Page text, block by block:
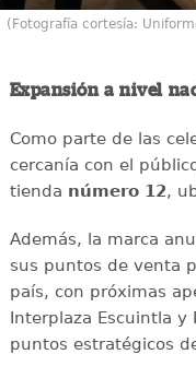
(Fotografía cortesía:
Expansión a nivel
Como parte de las
cercanía con el
tienda número 12,
Además, la marca
sus puntos de venta
país, con próximas
Interplaza Escuintla y
puntos estratégicos